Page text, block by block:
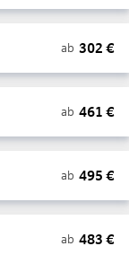
ab 302 €
ab 461 €
ab 495 €
ab 483 €